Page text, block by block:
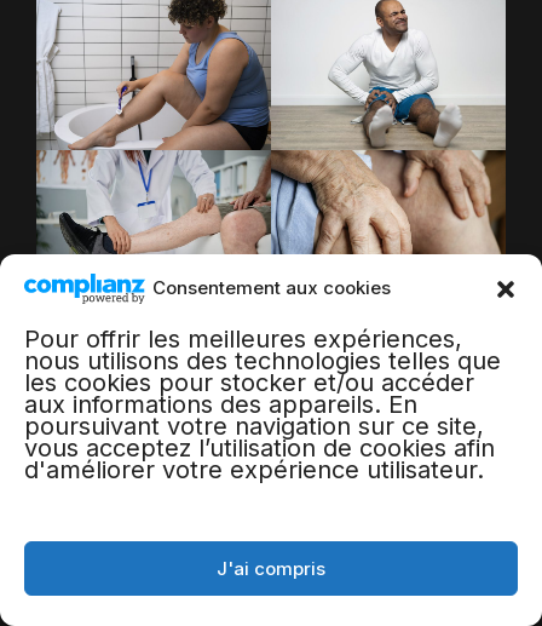
Consentement aux cookies
Pour offrir les meilleures expériences,
nous utilisons des technologies telles que
les cookies pour stocker et/ou accéder
aux informations des appareils. En
poursuivant votre navigation sur ce site,
vous acceptez l’utilisation de cookies afin
d'améliorer votre expérience utilisateur.
J'ai compris
de varices est un sujet trop souvent
oublié par les patients.